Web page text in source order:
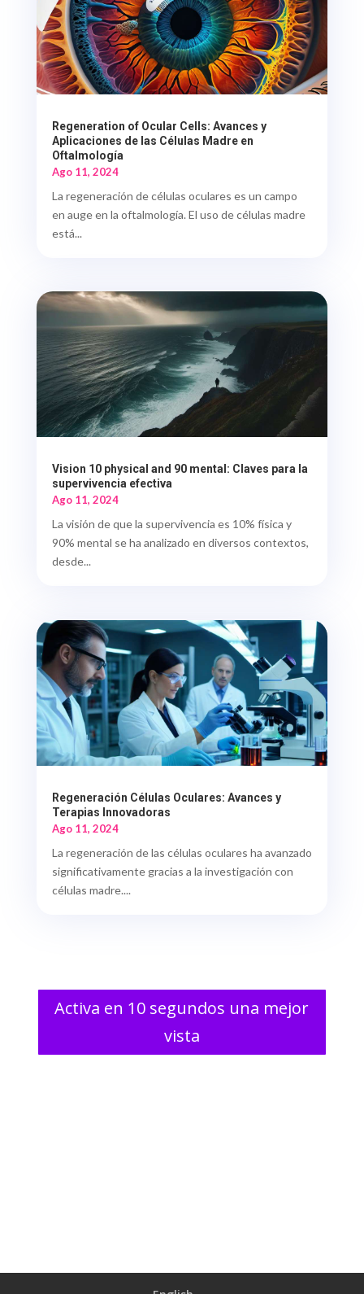
Regeneration of Ocular Cells: Avances y
Aplicaciones de las Células Madre en
Oftalmología
Ago 11, 2024
La regeneración de células oculares es un campo
en auge en la oftalmología. El uso de células madre
está...
Vision 10 physical and 90 mental: Claves para la
supervivencia efectiva
Ago 11, 2024
La visión de que la supervivencia es 10% física y
90% mental se ha analizado en diversos contextos,
desde...
Regeneración Células Oculares: Avances y
Terapias Innovadoras
Ago 11, 2024
La regeneración de las células oculares ha avanzado
significativamente gracias a la investigación con
células madre....
Activa en 10 segundos una mejor
vista